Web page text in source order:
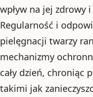
wpływ na jej zdrowy
Regularność i
pielęgnacji twarzy
mechanizmy
cały dzień, chroniąc
takimi jak